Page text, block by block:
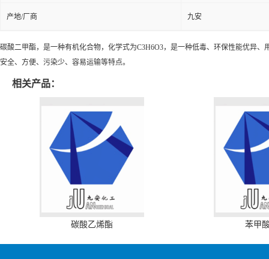
产地/厂商 九安
碳酸二甲酯，是一种有机化合物，化学式为C3H6O3，是一种低毒、环保性能优异、
安全、方便、污染少、容易运输等特点。
相关产品：
碳酸乙烯酯 苯甲